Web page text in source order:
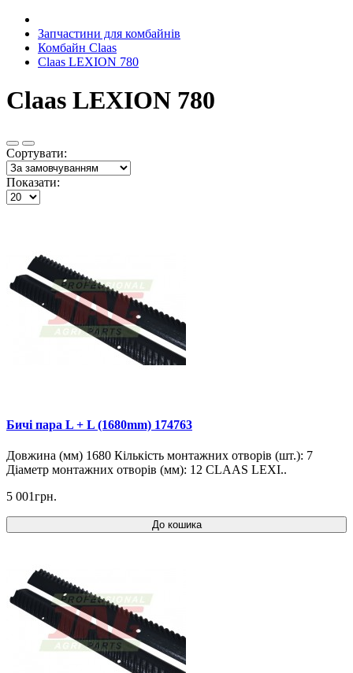
Запчастини для комбайнів
Комбайн Claas
Claas LEXION 780
Claas LEXION 780
Сортувати:
Показати:
Бичі пара L + L (1680mm) 174763
Довжина (мм) 1680 Кількість монтажних отворів (шт.): 7
Діаметр монтажних отворів (мм): 12 CLAAS LEXI..
5 001грн.
До кошика